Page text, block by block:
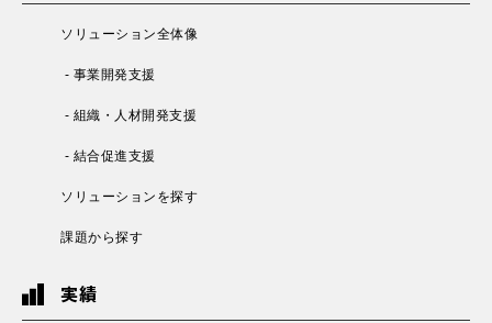
ソリューション全体像
- 事業開発支援
- 組織・人材開発支援
- 結合促進支援
ソリューションを探す
課題から探す
実績